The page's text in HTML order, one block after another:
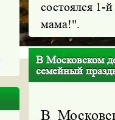
состоялся
мама!".
В Московском
семейный
В